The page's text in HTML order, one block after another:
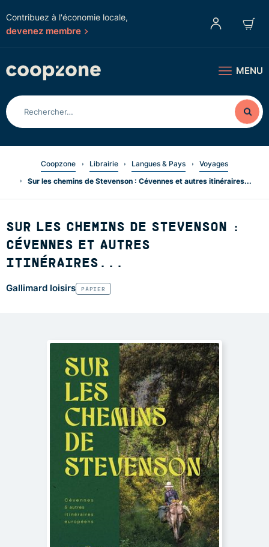
Contribuez à l'économie locale,
devenez membre
MENU
Coopzone Librairie Langues & Pays
Voyages
Sur les chemins de Stevenson : Cévennes et autres itinéraires...
SUR LES CHEMINS DE STEVENSON :
CÉVENNES ET AUTRES
ITINÉRAIRES...
Gallimard loisirs PAPIER